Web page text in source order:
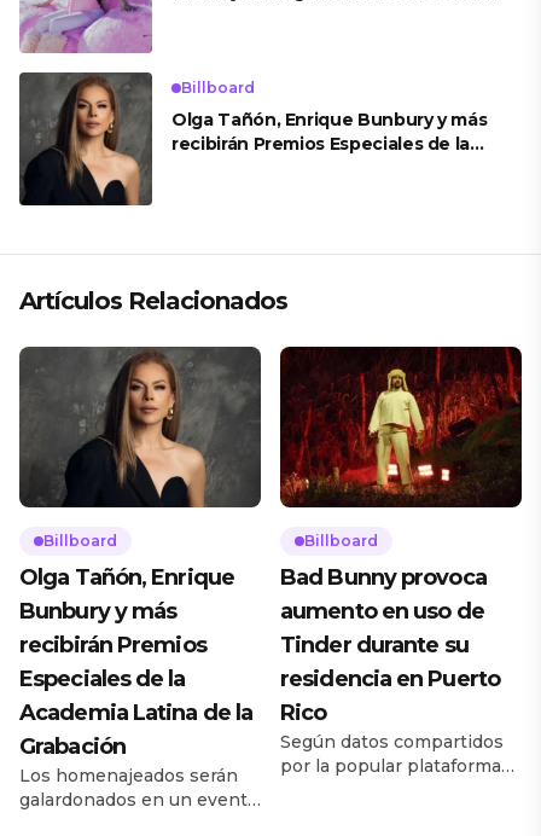
Billboard
Olga Tañón, Enrique Bunbury y más
recibirán Premios Especiales de la
Artículos Relacionados
Billboard
Olga Tañón, Enrique
Bunbury y más
recibirán Premios
Especiales de la
Academia Latina de la
Grabación
Los homenajeados serán
galardonados en un evento
Billboard
Bad Bunny provoca
aumento en uso de
Tinder durante su
residencia en Puerto
Rico
Según datos compartidos
por la popular plataforma